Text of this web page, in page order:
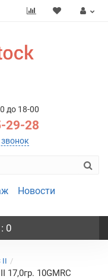
до 18-00
29-28
Новости
: 0
II
10GMRC